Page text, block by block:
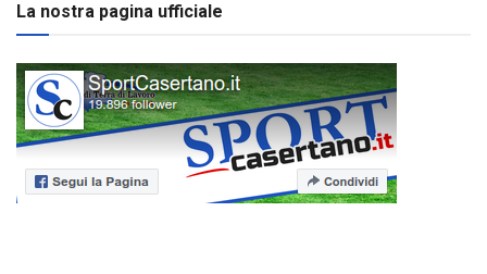
La nostra pagina ufficiale